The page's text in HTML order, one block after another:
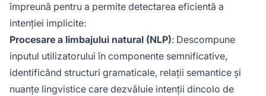
împreună pentru a permite detectarea eficientă a
intenției implicite:
Procesare a limbajului natural (NLP): Descompune
inputul utilizatorului în componente semnificative,
identificând structuri gramaticale, relații semantice și
nuanțe lingvistice care dezvăluie intenții dincolo de